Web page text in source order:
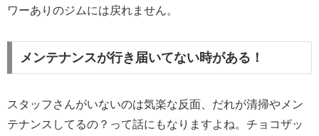
ワーありのジムには戻れません。
メンテナンスが行き届いてない時がある！
スタッフさんがいないのは気楽な反面、だれが清掃やメン
テナンスしてるの？って話にもなりますよね。チョコザッ